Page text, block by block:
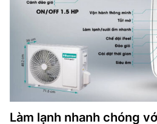
Trọng lượng dàn nóng: 26 kg
Loại Gas sử dụng : R-32
Thương hiệu sản xuất: Hisense
Nơi sản xuất: Thái Lan
Làm lạnh nhanh chóng